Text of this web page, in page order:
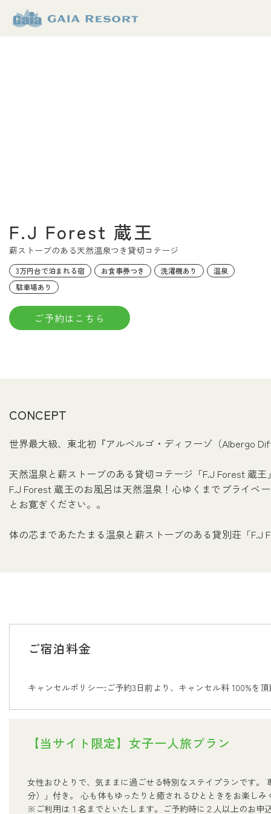
F.J Forest 蔵王
薪ストーブのある天然温泉つき貸切コテージ
3万円台で泊まれる宿 お食事券つき 洗濯機あり
温泉
駐車場あり
ご予約はこちら
CONCEPT
世界最大級、東北初『アルベルゴ・ディフーゾ（Albergo
天然温泉と薪ストーブのある貸切コテージ「F.J Forest 蔵王
F.J Forest 蔵王のお風呂は天然温泉！心ゆくまでプライベ
とお寛ぎください。。
体の芯まであたたまる温泉と薪ストーブのある貸別荘「
ご宿泊料金
キャンセルポリシー:ご予約3日前より、キャンセル料 100%を
【当サイト限定】女子一人旅プラン
女性おひとりで、気ままに過ごせる特別なステイプランです
分）」付き。 心も体もゆったりと癒されるひとときをお楽しみ
※ご利用は１名までといたします。ご予約時に２人以上のお申